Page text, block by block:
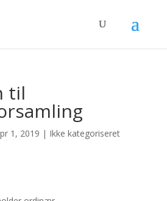
til
1, 2019 | Ikke kategoriseret